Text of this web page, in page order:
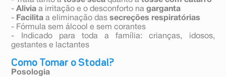
-Alivia a irritação e o desconforto nagarganta
- Facilita a eliminação dassecreções respiratórias
- Fórmula sem álcool e sem corantes
- Indicado para toda a família: crianças, idosos,
gestantes e lactantes
Como Tomar o Stodal?
Posologia